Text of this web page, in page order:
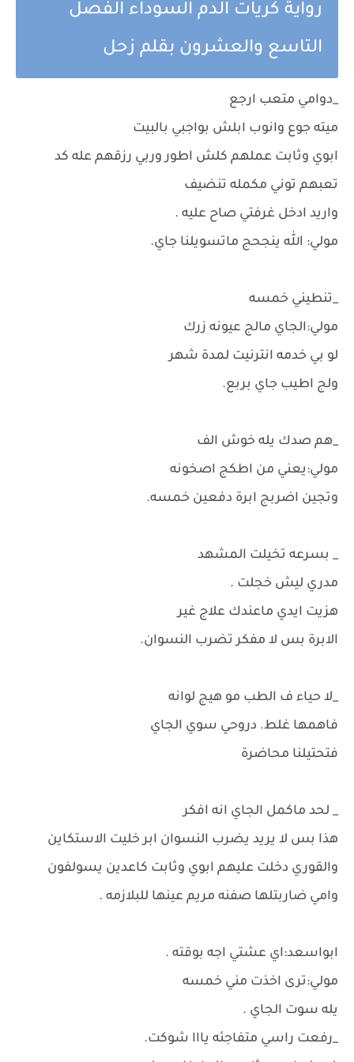
رواية كريات الدم السوداء الفصل
التاسع والعشرون بقلم زحل
_دوامي متعب ارجع
ميته جوع وانوب ابلش بواجبي بالبيت
ابوي وثابت عملهم كلش اطور وربي رزقهم عله كد
تعبهم توني مكمله تنضيف
واريد ادخل غرفتي صاح عليه .
مولي: الله ينجحج ماتسويلنا جاي.
_تنطيني خمسه
مولي:الجاي مالج عيونه زرك
لو بي خدمه انترنيت لمدة شهر
ولج اطيب جاي بربع.
_هم صدك يله خوش الف
مولي:يعني من اطكج اصخونه
وتجين اضربج ابرة دفعين خمسه.
_ بسرعه تخيلت المشهد
مدري ليش خجلت .
هزيت ايدي ماعندك علاج غير
الابرة بس لا مفكر تضرب النسوان.
_لا حياء ف الطب مو هيج لوانه
فاهمها غلط. دروحي سوي الجاي
فتحتيلنا محاضرة
_ لحد ماكمل الجاي انه افكر
هذا بس لا يريد يضرب النسوان ابر خليت الاستكاين
والقوري دخلت عليهم ابوي وثابت كاعدين يسولفون
وامي ضاربتلها صفنه مريم عينها للبلازمه .
ابواسعد:اي عشتي اجه بوقته .
مولي:ترى اخذت مني خمسه
يله سوت الجاي .
_رفعت راسي متفاجئه يااا شوكت.